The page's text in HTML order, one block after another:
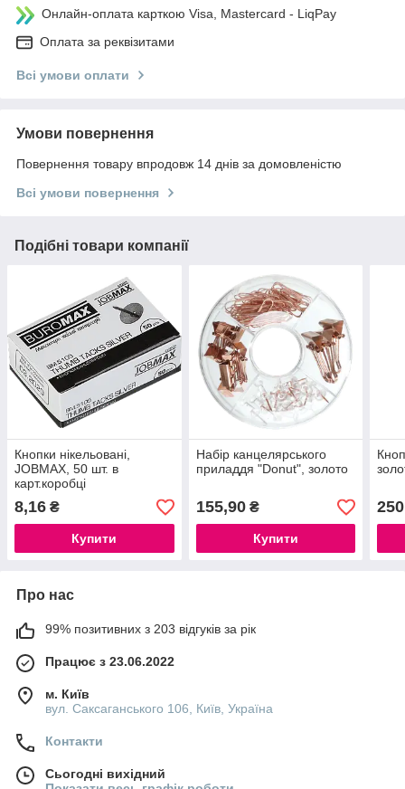
Онлайн-оплата карткою Visa, Mastercard - LiqPay
Оплата за реквізитами
Всі умови оплати
Умови повернення
Повернення товару впродовж 14 днів за домовленістю
Всі умови повернення
Подібні товари компанії
Кнопки нікельовані,
JOBMAX, 50 шт. в
карт.коробці
8,16 ₴
Купити
Набір канцелярського
приладдя "Donut", золото
155,90₴
Купити
250
Про нас
99% позитивних з 203 відгуків за рік
Працює з 23.06.2022
м. Київ
вул. Саксаганського 106, Київ, Україна
Контакти
Сьогодні вихідний